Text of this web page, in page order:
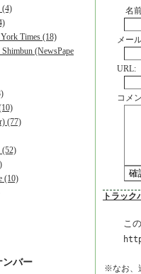
(4)
Times (18)
(NewsPape
(77)
(52)
(10)
ンバー
名
メー
URL:
コメ
トラック
こ
※なお、